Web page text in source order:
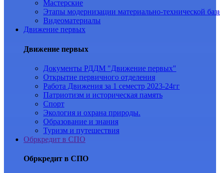
Мастерские
Этапы модернизации материально-технической
Видеоматериалы
Движение первых
Движение первых
Документы РДДМ "Движение первых"
Открытие первичного отделения
Работа Движения за 1 семестр 2023-24гг
Патриотизм и историческая память
Спорт
Экология и охрана природы.
Образование и знания
Туризм и путешествия
Обркредит в СПО
Обркредит в СПО